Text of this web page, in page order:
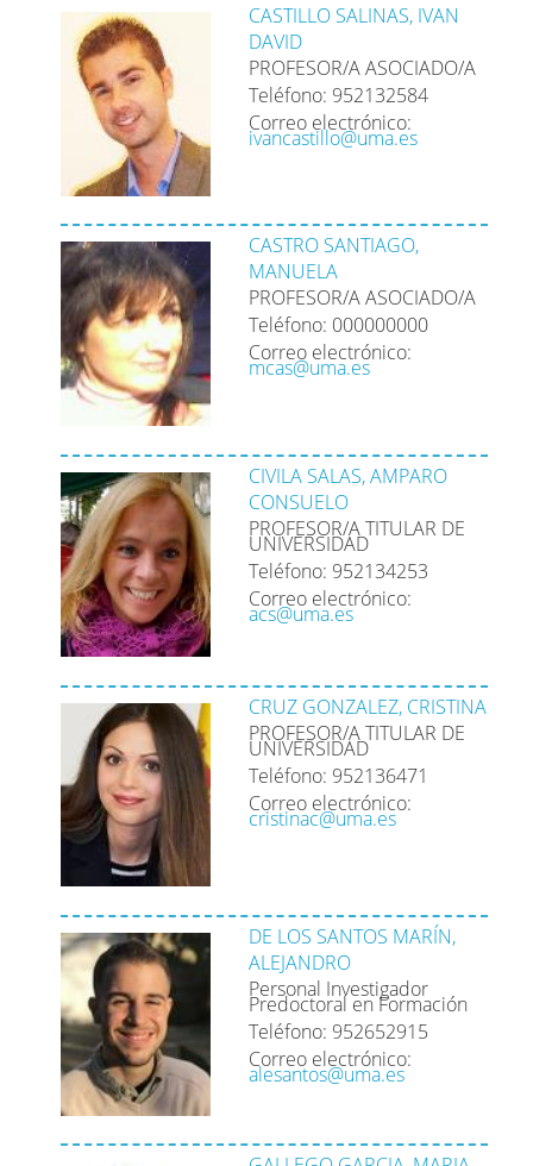
CASTILLO SALINAS, IVAN
DAVID
PROFESOR/A ASOCIADO/A
Teléfono: 952132584
Correo electrónico:
ivancastillo@uma.es
CASTRO SANTIAGO,
MANUELA
PROFESOR/A ASOCIADO/A
Teléfono: 000000000
Correo electrónico:
mcas@uma.es
CIVILA SALAS, AMPARO
CONSUELO
PROFESOR/A TITULAR DE
UNIVERSIDAD
Teléfono: 952134253
Correo electrónico:
acs@uma.es
CRUZ GONZALEZ, CRISTINA
PROFESOR/A TITULAR DE
UNIVERSIDAD
Teléfono: 952136471
Correo electrónico:
cristinac@uma.es
DE LOS SANTOS MARÍN,
ALEJANDRO
Personal Investigador
Predoctoral en Formación
Teléfono: 952652915
Correo electrónico:
alesantos@uma.es